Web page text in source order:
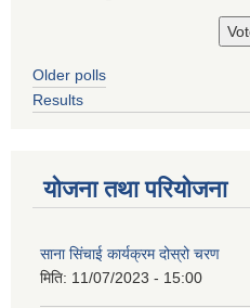
Older polls
Results
योजना तथा परियोजना
साना सिंचाई कार्यक्रम दोस्रो चरण
मिति: 11/07/2023 - 15:00